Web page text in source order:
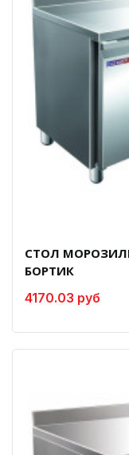
СТОЛ
БОРТИК
4170.03 руб